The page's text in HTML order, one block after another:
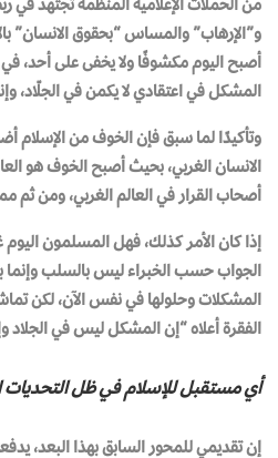
و”الإرهاب” والمساس “بحقوق الانسان”
أصبح اليوم مكشوفًا ولا يخفى على أحد، في
المشكل في اعتقادي لا يكمن في الجلّاد،
وتأكيدًا لما سبق فإن الخوف من الإسلام
الانسان الغربي، بحيث أصبح الخوف هو
أصحاب القرار في العالم الغربي، ومن ثم
إذا كان الأمر كذلك، فهل المسلمون اليوم
الجواب حسب الخبراء ليس بالسلب وإنما
المشكلات وحلولها في نفس الآن، لكن
الفقرة أعلاه “إن المشكل ليس في الجلاد
أي مستقبل للإسلام في ظل التحديات
إن تقديمي للمحور السابق بهذا البعد،